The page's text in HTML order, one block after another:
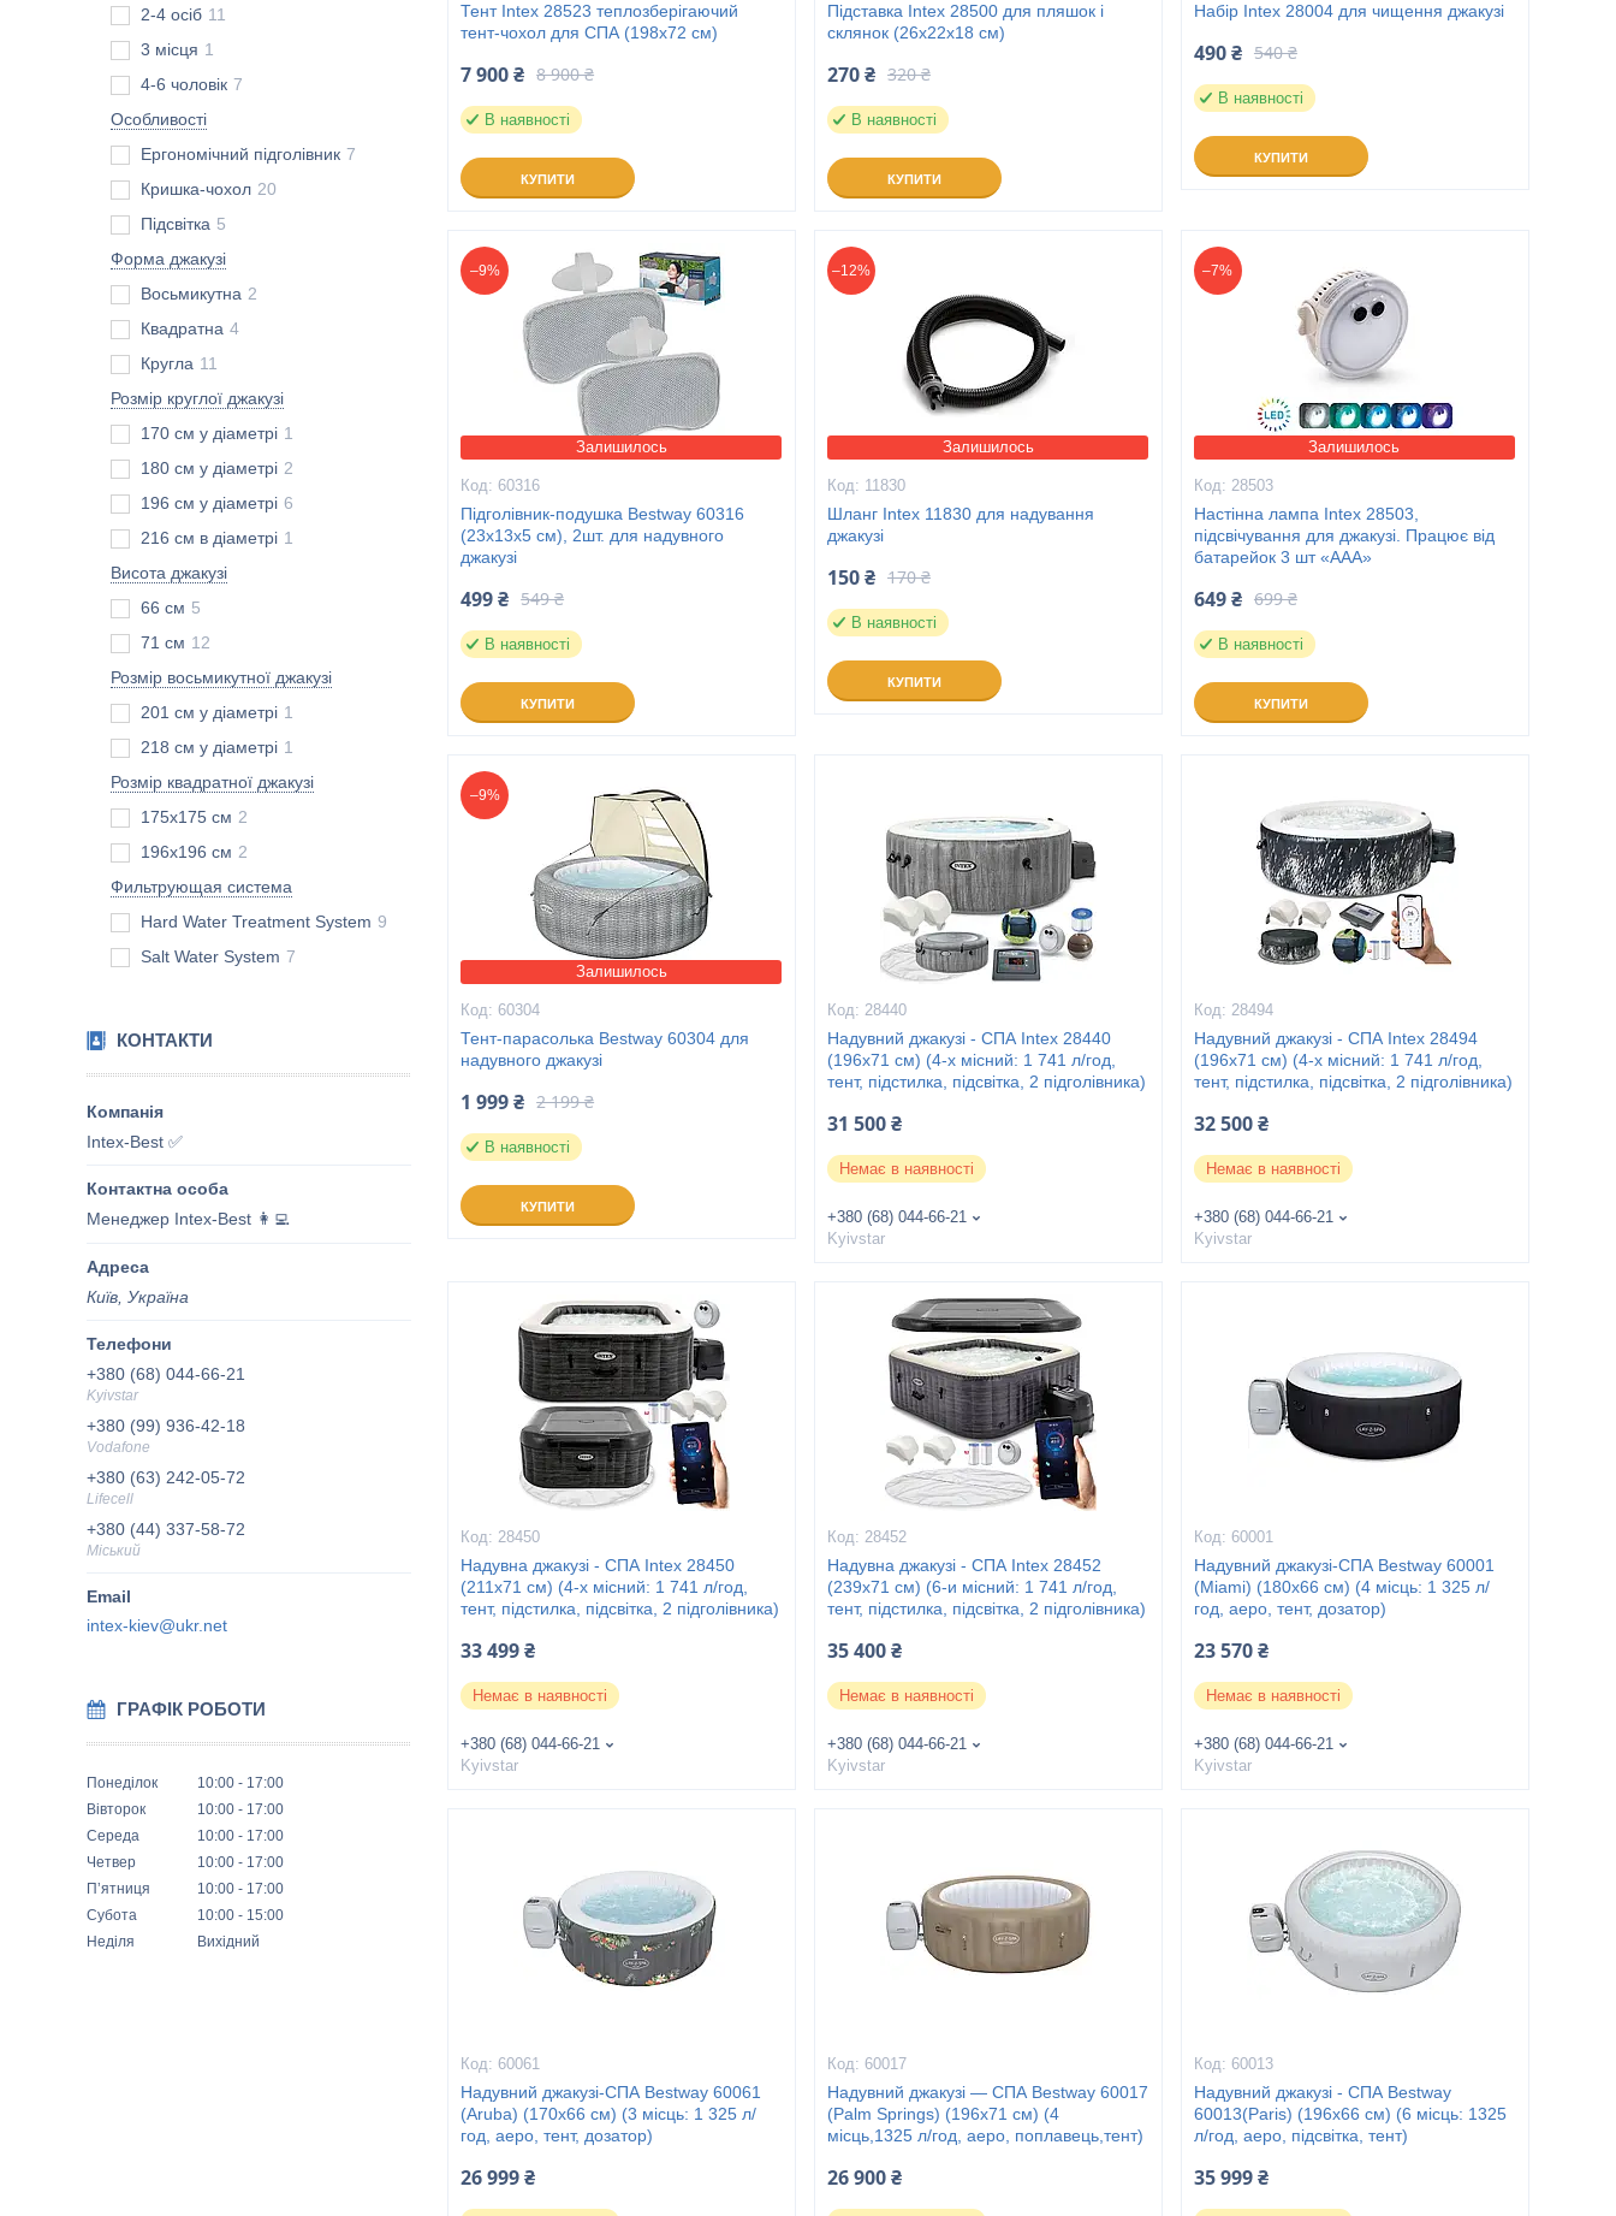
2-4 осіб 11
3 місця 1
4-6 чоловік 7
Особливості
Ергономічний підголівник 7
Кришка-чохол 20
Підсвітка 5
Форма джакузі
Восьмикутна 2
Квадратна 4
Кругла 11
Розмір круглої джакузі
170 см у діаметрі 1
180 см у діаметрі 2
196 см у діаметрі 6
216 см в діаметрі 1
Висота джакузі
66 см 5
71 см 12
Розмір восьмикутної джакузі
201 см у діаметрі 1
218 см у діаметрі 1
Розмір квадратної джакузі
175х175 см 2
196х196 см 2
Фильтрующая система
Hard Water Treatment System 9
Salt Water System 7
КОНТАКТИ
Intex-Best ✅
Менеджер Intex-Best 👩‍💻
Київ, Україна
+380 (68) 044-66-21
Kyivstar
+380 (99) 936-42-18
Vodafone
+380 (63) 242-05-72
Lifecell
+380 (44) 337-58-72
Міський
intex-kiev@ukr.net
ГРАФІК РОБОТИ
Понеділок 10:00
17:00
Вівторок
10:00
17:00
Середа
10:00
17:00
Четвер
10:00
17:00
Пʼятниця
10:00
17:00
Субота
10:00
15:00
Неділя
Вихідний
Тент Intex 28523 теплозберігаючий
тент-чохол для СПА (198х72 см)
7 900 ₴ 8 900 ₴
В наявності
КУПИТИ
Підставка Intex 28500 для пляшок і
склянок (26х22х18 см)
270 ₴ 320 ₴
В наявності
КУПИТИ
Набір Intex 28004 для чищення джакузі
490 ₴ 540 ₴
В наявності
КУПИТИ
–9%
Залишилось
60316
Підголівник-подушка Bestway 60316
(23х13х5 см), 2шт. для надувного
джакузі
499 ₴ 549 ₴
В наявності
КУПИТИ
–12%
Залишилось
11830
Шланг Intex 11830 для надування
джакузі
150 ₴ 170 ₴
В наявності
КУПИТИ
–7%
Залишилось
28503
Настінна лампа Intex 28503,
підсвічування для джакузі. Працює від
батарейок 3 шт «ААА»
649 ₴ 699 ₴
В наявності
КУПИТИ
–9%
Залишилось
60304
Тент-парасолька Bestway 60304 для
надувного джакузі
1 999 ₴ 2 199 ₴
В наявності
КУПИТИ
28440
Надувний джакузі - СПА Intex 28440
(196х71 см) (4-х місний: 1 741 л/год,
тент, підстилка, підсвітка, 2 підголівника)
31 500 ₴
Немає в наявності
+380 (68) 044-66-21
Kyivstar
28494
Надувний джакузі - СПА Intex 28494
(196х71 см) (4-х місний: 1 741 л/год,
тент, підстилка, підсвітка, 2 підголівника)
32 500 ₴
Немає в наявності
+380 (68) 044-66-21
Kyivstar
28450
Надувна джакузі - СПА Intex 28450
(211х71 см) (4-х місний: 1 741 л/год,
тент, підстилка, підсвітка, 2 підголівника)
33 499 ₴
Немає в наявності
+380 (68) 044-66-21
Kyivstar
28452
Надувна джакузі - СПА Intex 28452
(239х71 см) (6-и місний: 1 741 л/год,
тент, підстилка, підсвітка, 2 підголівника)
35 400 ₴
Немає в наявності
+380 (68) 044-66-21
Kyivstar
60001
Надувний джакузі-СПА Bestway 60001
(Miami) (180х66 см) (4 місць: 1 325 л/
год, аеро, тент, дозатор)
23 570 ₴
Немає в наявності
+380 (68) 044-66-21
Kyivstar
60061
Надувний джакузі-СПА Bestway 60061
(Aruba) (170х66 см) (3 місць: 1 325 л/
год, аеро, тент, дозатор)
26 999 ₴
60017
Надувний джакузі — СПА Bestway 60017
(Palm Springs) (196х71 см) (4
місць,1325 л/год, аеро, поплавець,тент)
26 900 ₴
60013
Надувний джакузі - СПА Bestway
60013(Paris) (196х66 см) (6 місць: 1325
л/год, аеро, підсвітка, тент)
35 999 ₴